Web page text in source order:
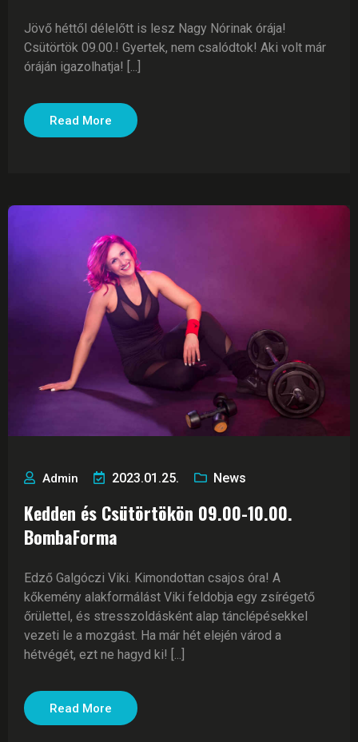
Jövő héttől délelőtt is lesz Nagy Nórinak órája!
Csütörtök 09.00.! Gyertek, nem csalódtok! Aki volt már
óráján igazolhatja! [...]
Read More
Admin 2023.01.25. News
Kedden és Csütörtökön 09.00-10.00.
BombaForma
Edző Galgóczi Viki. Kimondottan csajos óra! A
kőkemény alakformálást Viki feldobja egy zsírégető
őrülettel, és stresszoldásként alap tánclépésekkel
vezeti le a mozgást. Ha már hét elején várod a
hétvégét, ezt ne hagyd ki! [...]
Read More